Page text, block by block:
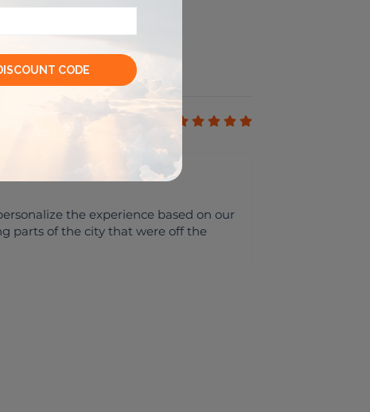
the experience based on our
parts of the city that were off the